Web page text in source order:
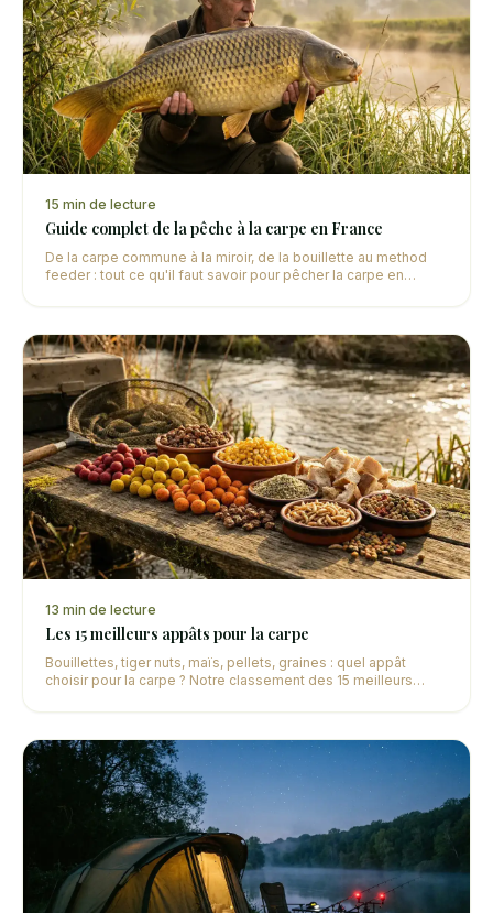
15 min de lecture
Guide complet de la pêche à la carpe en France
De la carpe commune à la miroir, de la bouillette au method
feeder : tout ce qu'il faut savoir pour pêcher la carpe en
13 min de lecture
Les 15 meilleurs appâts pour la carpe
Bouillettes, tiger nuts, maïs, pellets, graines : quel appât
choisir pour la carpe ? Notre classement des 15 meilleurs